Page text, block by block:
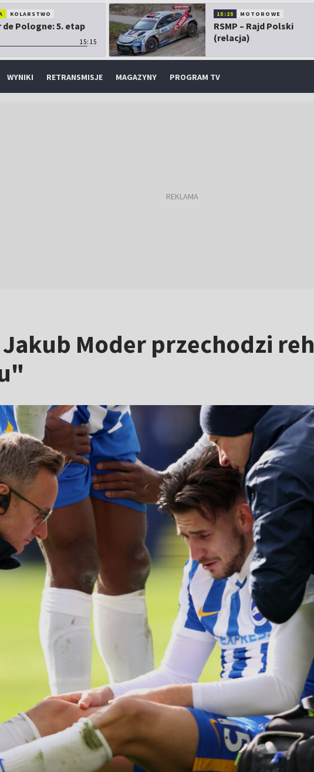
KOLARSTWO
de Pologne: 5. etap
15:15
15:25 MOTOROWE
RSMP – Rajd Polski
(relacja)
WYNIKI RETRANSMISJE MAGAZYNY PROGRAM TV
Moder przechodzi